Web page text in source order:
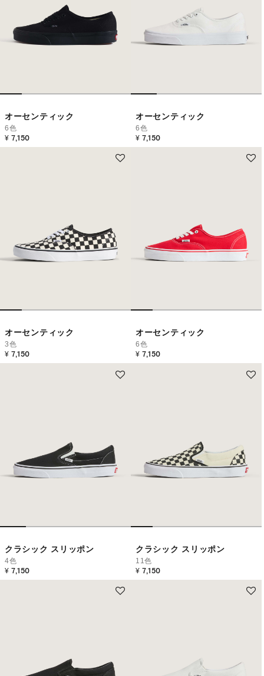
オーセンティック
6色
¥ 7,150
オーセンティック
6色
¥ 7,150
オーセンティック
3色
¥ 7,150
オーセンティック
6色
¥ 7,150
クラシック スリッポン
4色
¥ 7,150
クラシック スリッポン
11色
¥ 7,150